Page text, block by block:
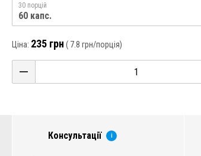
30 порцій
60 капс.
Ціна: 235 грн ( 7.8 грн/порція)
Консультації i